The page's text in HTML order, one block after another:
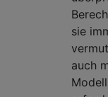
sie
auch